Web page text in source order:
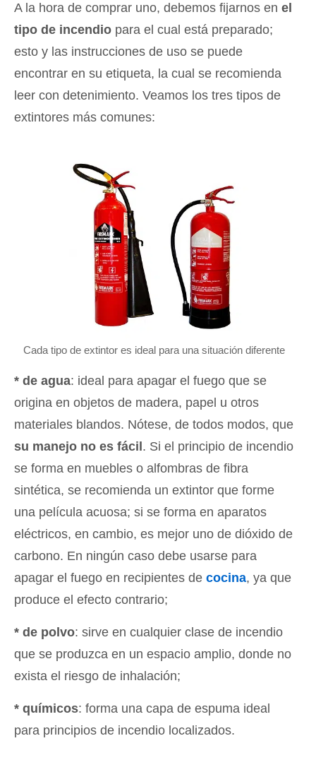
A la hora de comprar uno, debemos fijarnos en el
tipo de incendio para el cual está preparado;
esto y las instrucciones de uso se puede
encontrar en su etiqueta, la cual se recomienda
leer con detenimiento. Veamos los tres tipos de
extintores más comunes:
Cada tipo de extintor es ideal para una situación diferente
* de agua: ideal para apagar el fuego que se
origina en objetos de madera, papel u otros
materiales blandos. Nótese, de todos modos, que
su manejo no es fácil . Si el principio de incendio
se forma en muebles o alfombras de fibra
sintética, se recomienda un extintor que forme
una película acuosa; si se forma en aparatos
eléctricos, en cambio, es mejor uno de dióxido de
carbono. En ningún caso debe usarse para
apagar el fuego en recipientes de cocina, ya que
produce el efecto contrario;
* de polvo: sirve en cualquier clase de incendio
que se produzca en un espacio amplio, donde no
exista el riesgo de inhalación;
* químicos: forma una capa de espuma ideal
para principios de incendio localizados.